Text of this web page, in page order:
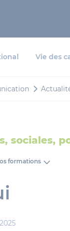
Vie des
sociales,
formations